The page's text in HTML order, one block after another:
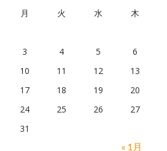
月
火 水 木
3
4 5 6
10
11 12 13
17
18 19 20
24
25 26 27
31
« 1月